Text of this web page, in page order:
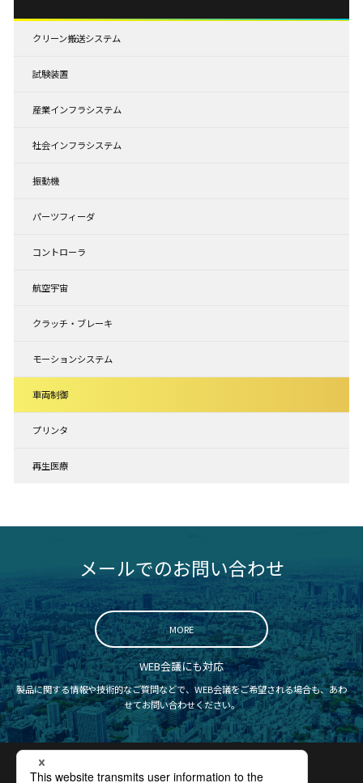
クリーン搬送システム
試験装置
産業インフラシステム
社会インフラシステム
振動機
パーツフィーダ
コントローラ
航空宇宙
クラッチ・ブレーキ
モーションシステム
車両制御
プリンタ
再生医療
メールでのお問い合わせ
MORE
WEB会議にも対応
製品に関する情報や技術的なご質問などで、WEB会議をご希望される場合も、あわ
せてお問い合わせください。
認証取得
プライバシーポリシー